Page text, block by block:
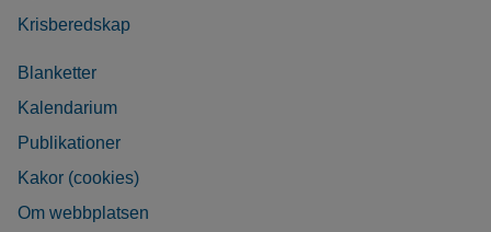
Krisberedskap
Blanketter
Kalendarium
Publikationer
Kakor (cookies)
Om webbplatsen